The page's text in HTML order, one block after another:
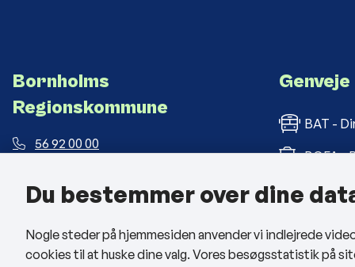
Bornholms
Regionskommune
56 92 00 00
Landemærket 26, 3700 Rønne
Man - tors: kl. 09:00 - 14:00
Genveje
BAT -
BOFA -
Du bestemmer over dine
Nogle steder på hjemmesiden anvender vi indlejrede
cookies til at huske dine valg. Vores besøgsstatistik på